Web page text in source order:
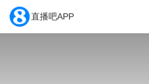
直播吧APP